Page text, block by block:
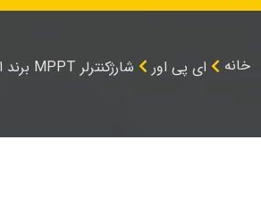
خانه ای پی اور شارژکنترلر MPPT برند ای پی اور سری XTRA